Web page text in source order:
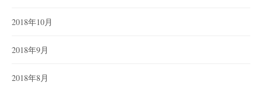
2018年10月
2018年9月
2018年8月